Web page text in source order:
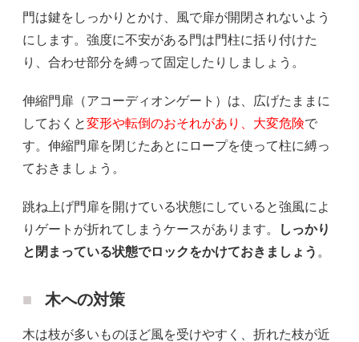
門は鍵をしっかりとかけ、風で扉が開閉されないよう
にします。強度に不安がある門は門柱に括り付けた
り、合わせ部分を縛って固定したりしましょう。
伸縮門扉（アコーディオンゲート）は、広げたままに
しておくと変形や転倒のおそれがあり、大変危険で
す。伸縮門扉を閉じたあとにロープを使って柱に縛っ
ておきましょう。
跳ね上げ門扉を開けている状態にしていると強風によ
りゲートが折れてしまうケースがあります。
しっかり
と閉まっている状態でロックをかけておきましょう 。
木への対策
木は枝が多いものほど風を受けやすく、折れた枝が近